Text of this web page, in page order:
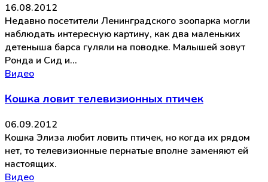
16.08.2012
Недавно посетители Ленинградского зоопарка могли
наблюдать интересную картину, как два маленьких
детеныша барса гуляли на поводке. Малышей зовут
Ронда и Сид и…
Видео
Кошка ловит телевизионных птичек
06.09.2012
Кошка Элиза любит ловить птичек, но когда их рядом
нет, то телевизионные пернатые вполне заменяют ей
настоящих.
Видео